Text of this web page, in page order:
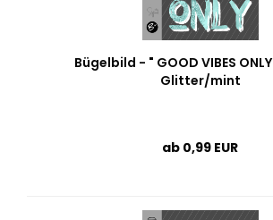
Bügelbild - " GOOD VIBES
Glitter/mint
ab 0,99 EUR